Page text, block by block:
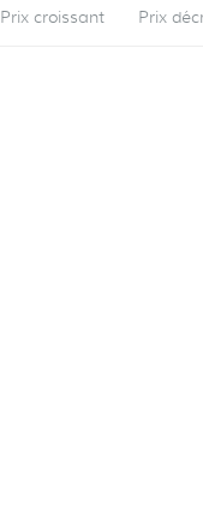
Prix croissant Prix